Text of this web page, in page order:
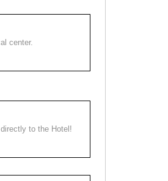
center.
to the Hotel!